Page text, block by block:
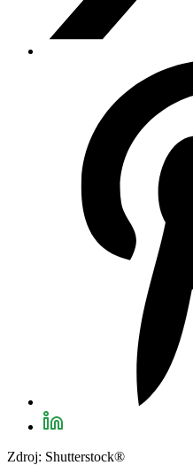
Zdroj: Shutterstock®